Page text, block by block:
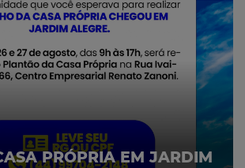
PRÓPRIA EM JARDIM